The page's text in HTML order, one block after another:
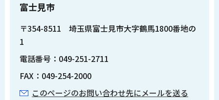
富士見市
〒354-8511 埼玉県富士見市大字鶴馬1800番地の
1
電話番号：049-251-2711
FAX：049-254-2000
このページのお問い合わせ先にメールを送る